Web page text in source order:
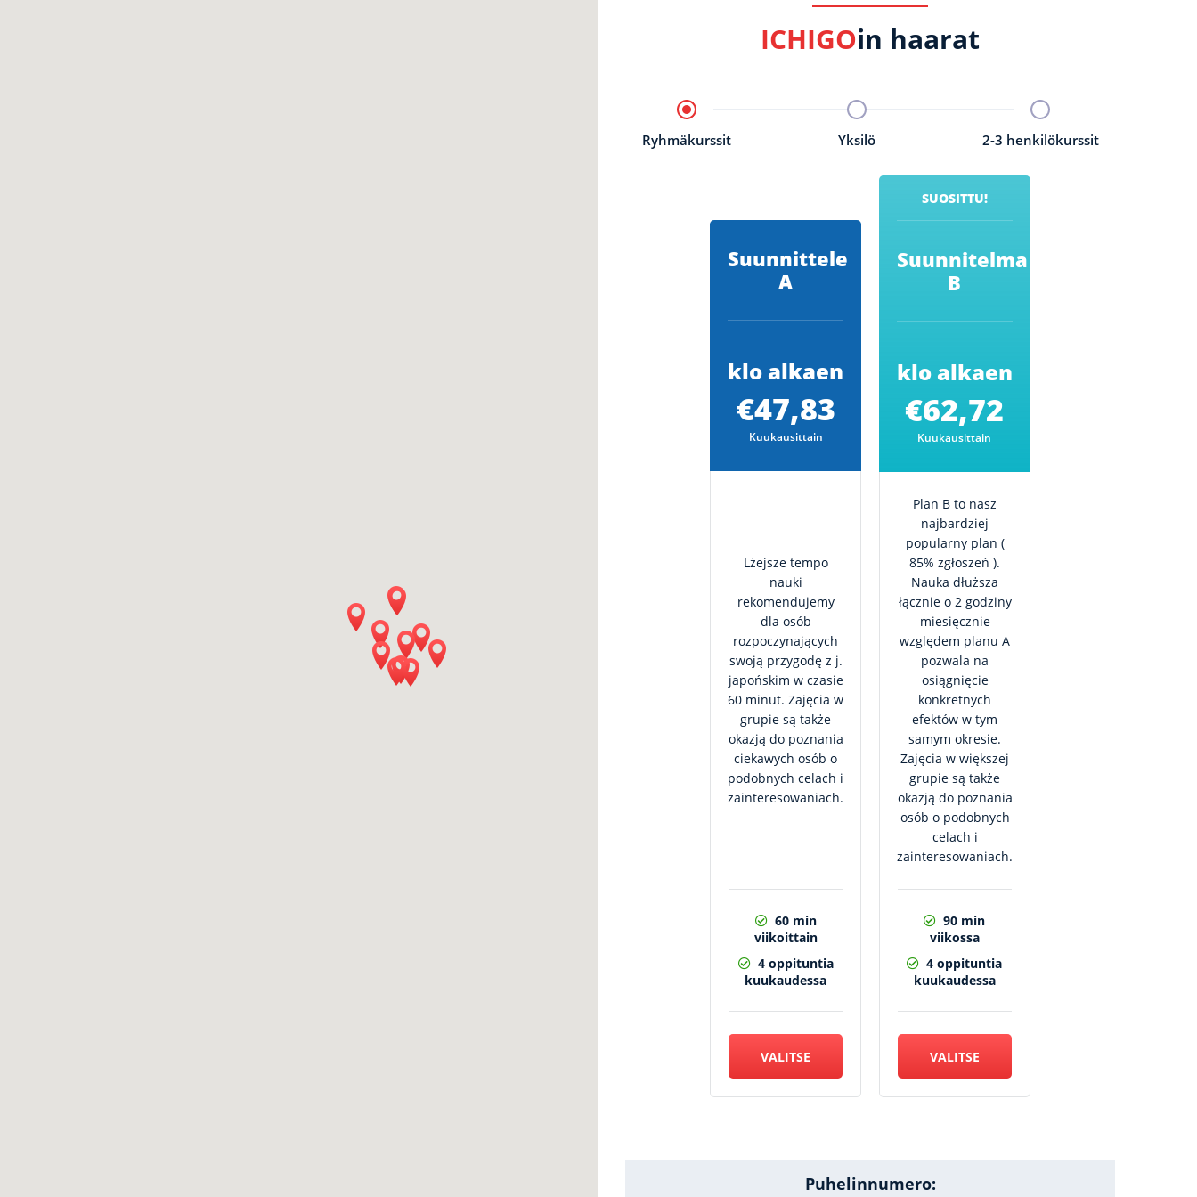
ICHIGOin haarat
Ryhmäkurssit Yksilö 2-3 henkilökurssit
Suunnittele
A
klo alkaen
€47,83
Kuukausittain
Lżejsze tempo
nauki
rekomendujemy
dla osób
rozpoczynających
swoją przygodę z j.
japońskim w czasie
60 minut. Zajęcia w
grupie są także
okazją do poznania
ciekawych osób o
podobnych celach i
zainteresowaniach.
60 min
viikoittain
4 oppituntia
kuukaudessa
VALITSE
SUOSITTU!
Suunnitelma
B
klo alkaen
€62,72
Kuukausittain
Plan B to nasz
najbardziej
popularny plan (
85% zgłoszeń ).
Nauka dłuższa
łącznie o 2 godziny
miesięcznie
względem planu A
pozwala na
osiągnięcie
konkretnych
efektów w tym
samym okresie.
Zajęcia w większej
grupie są także
okazją do poznania
osób o podobnych
celach i
zainteresowaniach.
90 min
viikossa
4 oppituntia
kuukaudessa
VALITSE
Puhelinnumero: